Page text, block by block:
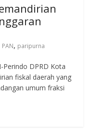
PAN, paripurna
DPRD Kota
fiskal daerah yang
umum fraksi